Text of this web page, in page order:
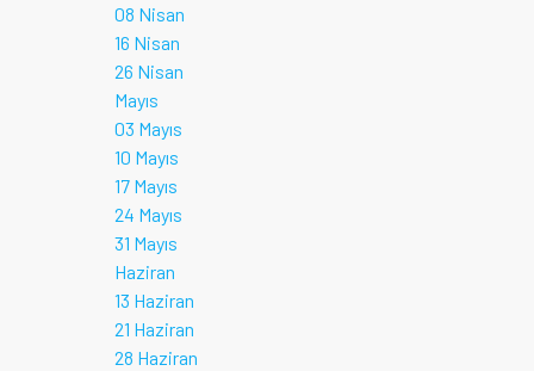
08 Nisan
16 Nisan
26 Nisan
Mayıs
03 Mayıs
10 Mayıs
17 Mayıs
24 Mayıs
31 Mayıs
Haziran
13 Haziran
21 Haziran
28 Haziran